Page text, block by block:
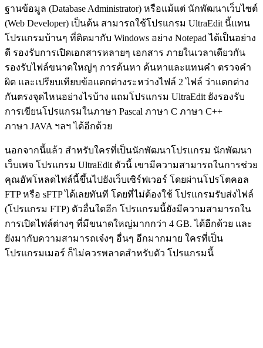
ฐานข้อมูล (Database Administrator) หรือแม้แต่ นักพัฒนาเว็บไซต์
(Web Developer) เป็นต้น สามารถใช้โปรแกรม UltraEdit นี้แทน
โปรแกรมบ้านๆ ที่ติดมากับ Windows อย่าง Notepad ได้เป็นอย่าง
ดี รองรับการเปิดเอกสารหลายๆ เอกสาร ภายในเวลาเดียวกัน
รองรับไฟล์ขนาดใหญ่ๆ การค้นหา ค้นหาและแทนคำ ตรวจคำ
ผิด และเปรียบเทียบข้อแตกต่างระหว่างไฟล์ 2 ไฟล์ ว่าแตกต่าง
กันตรงจุดไหนอย่างไรบ้าง แถมโปรแกรม UltraEdit ยังรองรับ
การเขียนโปรแกรมในภาษา Pascal ภาษา C ภาษา C++
ภาษา JAVA ฯลฯ ได้อีกด้วย
นอกจากนี้แล้ว สำหรับใครที่เป็นนักพัฒนาโปรแกรม นักพัฒนา
เว็บเพจ โปรแกรม UltraEdit ตัวนี้ เขามีความสามารถในการช่วย
คุณอัพโหลดไฟล์นี้ขึ้นไปยังเว็บเซิร์ฟเวอร์ โดยผ่านโปรโตคอล
FTP หรือ sFTP ได้เลยทันที โดยที่ไม่ต้องใช้ โปรแกรมรับส่งไฟล์
(โปรแกรม FTP) ตัวอื่นใดอีก โปรแกรมนี้ยังมีความสามารถใน
การเปิดไฟล์ต่างๆ ที่มีขนาดใหญ่มากกว่า 4 GB. ได้อีกด้วย และ
ยังมากับความสามารถเจ๋งๆ อื่นๆ อีกมากมาย ใครที่เป็น
โปรแกรมเมอร์ ก็ไม่ควรพลาดสำหรับตัว โปรแกรมนี้